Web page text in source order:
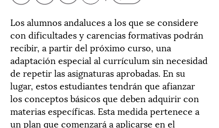
Los alumnos andaluces a los que se considere
con dificultades y carencias formativas podrán
recibir, a partir del próximo curso, una
adaptación especial al currículum sin necesidad
de repetir las asignaturas aprobadas. En su
lugar, estos estudiantes tendrán que afianzar
los conceptos básicos que deben adquirir con
materias específicas. Esta medida pertenece a
un plan que comenzará a aplicarse en el